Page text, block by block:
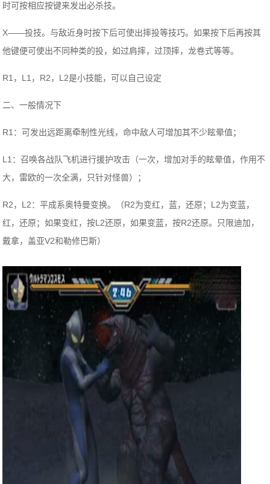
时可按相应按键来发出必杀技。
X——投技。与敌近身时按下后可使出摔投等技巧。如果按下后再按其
他键便可使出不同种类的投，如过肩摔，过顶摔，龙卷式等等。
R1，L1，R2，L2是小技能，可以自己设定
二、一般情况下
R1：可发出远距离牵制性光线，命中敌人可增加其不少眩晕值；
L1：召唤各战队飞机进行援护攻击（一次，增加对手的眩晕值，作用不
大，雷欧的一次全满，只针对怪兽）；
R2，L2：平成系奥特曼变换。（R2为变红，蓝，还原；L2为变蓝，
红，还原；如果变红，按L2还原，如果变蓝，按R2还原。只限迪加，
戴拿，盖亚V2和勒修巴斯）